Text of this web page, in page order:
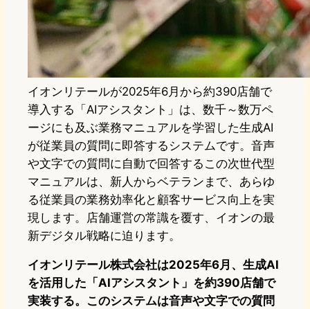
イオンリテールが2025年6月から約390店舗で
導入する「AIアシスタント」は、数千～数万ペ
ージにも及ぶ業務マニュアルを学習した生成AI
が従業員の質問に即答するシステムです。音声
や文字での質問に自動で回答するこの次世代型
マニュアルは、新人からベテランまで、あらゆ
る従業員の業務効率化と顧客サービス向上を実
現します。店舗運営の常識を覆す、イオンの最
新デジタル戦略に迫ります。
イオンリテール株式会社は2025年6月、生成AI
を活用した「AIアシスタント」を約390店舗で
実装する。このシステムは音声や文字での質問